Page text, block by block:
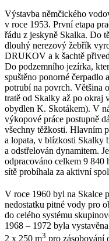
Výstavba němčického
v roce 1953. První etapa
řádu z jeskyně Skalka. Do
dlouhý nerezový žebřík
DRUKOV a k šachtě
Do podzemního jezírka,
spuštěno ponorné čerpadlo
potrubí na povrch. Většina
tratě od Skalky až po okraj
obydlen K. Skotákem). V
výkopové práce postupně
všechny těžkosti. Hlavním
a lopata, v blízkosti Skalky
a odstřelován dynamitem.
odpracováno celkem 9
sítě probíhala za aktivní
V roce 1960 byl na Skalce
nedostatku pitné vody pro
do celého systému
1968 – 1972 byla
2 x 250 m3 pro zásobování